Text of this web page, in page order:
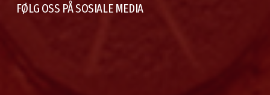
FØLG OSS PÅ SOSIALE MEDIA